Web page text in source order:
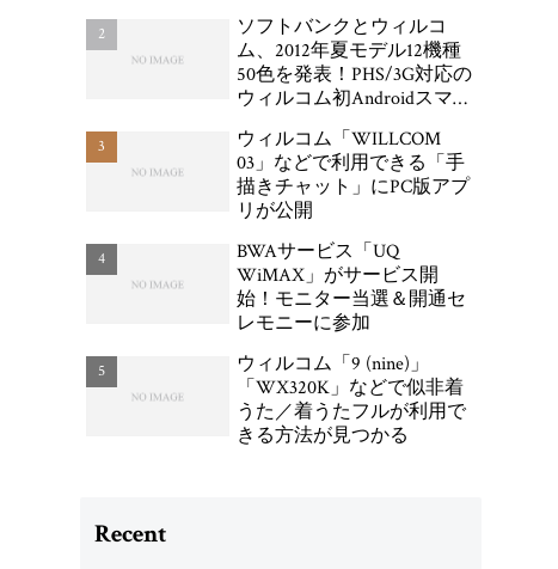
ソフトバンクとウィルコ
ム、2012年夏モデル12機種
50色を発表！PHS/3G対応の
ウィルコム初Androidスマー
WX04K」が登場
ウィルコム「WILLCOM
03」などで利用できる「手
描きチャット」にPC版アプ
リが公開
BWAサービス「UQ
WiMAX」がサービス開
始！モニター当選＆開通セ
レモニーに参加
ウィルコム「9 (nine)」
「WX320K」などで似非着
うた／着うたフルが利用で
きる方法が見つかる
Recent